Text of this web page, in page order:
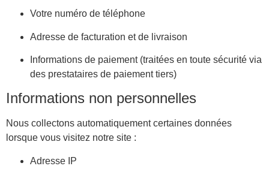
Votre numéro de téléphone
Adresse de facturation et de livraison
Informations de paiement (traitées en toute sécurité via
des prestataires de paiement tiers)
Informations non personnelles
Nous collectons automatiquement certaines données
lorsque vous visitez notre site :
Adresse IP